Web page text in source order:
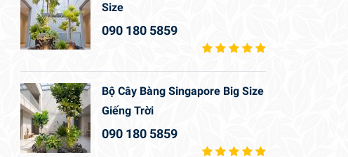
Size
090 180 5859
Bộ Cây Bàng Singapore Big Size
Giếng Trời
090 180 5859